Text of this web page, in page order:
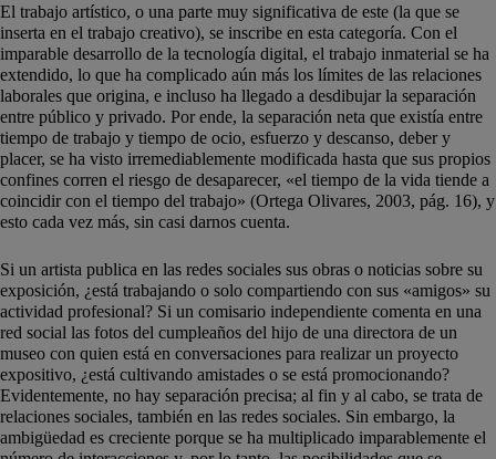
El trabajo artístico, o una parte muy significativa de este (la que se
inserta en el trabajo creativo), se inscribe en esta categoría. Con el
imparable desarrollo de la tecnología digital, el trabajo inmaterial se ha
extendido, lo que ha complicado aún más los límites de las relaciones
laborales que origina, e incluso ha llegado a desdibujar la separación
entre público y privado. Por ende, la separación neta que existía entre
tiempo de trabajo y tiempo de ocio, esfuerzo y descanso, deber y
placer, se ha visto irremediablemente modificada hasta que sus propios
confines corren el riesgo de desaparecer, «el tiempo de la vida tiende a
coincidir con el tiempo del trabajo» (Ortega Olivares, 2003, pág. 16), y
esto cada vez más, sin casi darnos cuenta.
Si un artista publica en las redes sociales sus obras o noticias sobre su
exposición, ¿está trabajando o solo compartiendo con sus «amigos» su
actividad profesional? Si un comisario independiente comenta en una
red social las fotos del cumpleaños del hijo de una directora de un
museo con quien está en conversaciones para realizar un proyecto
expositivo, ¿está cultivando amistades o se está promocionando?
Evidentemente, no hay separación precisa; al fin y al cabo, se trata de
relaciones sociales, también en las redes sociales. Sin embargo, la
ambigüedad es creciente porque se ha multiplicado imparablemente el